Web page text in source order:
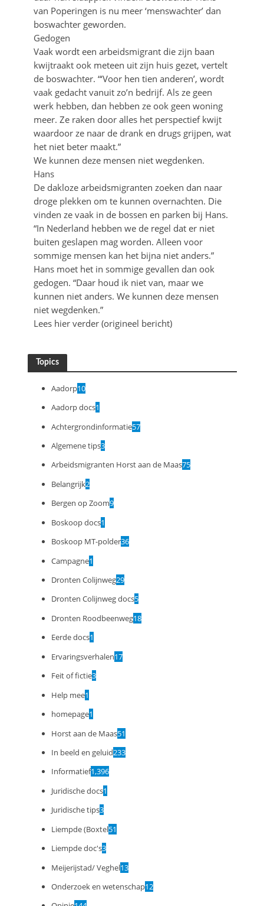
van Poperingen is nu meer ‘menswachter’ dan
boswachter geworden.
Gedogen
Vaak wordt een arbeidsmigrant die zijn baan
kwijtraakt ook meteen uit zijn huis gezet, vertelt
de boswachter. “‘Voor hen tien anderen’, wordt
vaak gedacht vanuit zo’n bedrijf. Als ze geen
werk hebben, dan hebben ze ook geen woning
meer. Ze raken door alles het perspectief kwijt
waardoor ze naar de drank en drugs grijpen, wat
het niet beter maakt.”
We kunnen deze mensen niet wegdenken.
Hans
De dakloze arbeidsmigranten zoeken dan naar
droge plekken om te kunnen overnachten. Die
vinden ze vaak in de bossen en parken bij Hans.
“In Nederland hebben we de regel dat er niet
buiten geslapen mag worden. Alleen voor
sommige mensen kan het bijna niet anders.”
Hans moet het in sommige gevallen dan ook
gedogen. “Daar houd ik niet van, maar we
kunnen niet anders. We kunnen deze mensen
niet wegdenken.”
Lees hier verder (origineel bericht)
Topics
Aadorp10
Aadorp docs1
Achtergrondinformatie57
Algemene tips3
Arbeidsmigranten Horst aan de Maas75
Belangrijk2
Bergen op Zoom9
Boskoop docs1
Boskoop MT-polder36
Campagne1
Dronten Colijnweg29
Dronten Colijnweg docs5
Dronten Roodbeenweg18
Eerde docs1
Ervaringsverhalen17
Feit of fictie3
Help mee1
homepage1
Horst aan de Maas51
In beeld en geluid233
Informatief1,396
Juridische docs1
Juridische tips3
Liempde (Boxtel51
Liempde doc's3
Meijerijstad/ Veghel13
Onderzoek en wetenschap12